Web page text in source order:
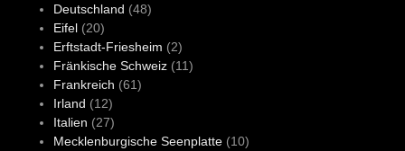
Deutschland (48)
Eifel(20)
Erftstadt-Friesheim (2)
Fränkische Schweiz(11)
Frankreich (61)
Irland (12)
Italien (27)
Mecklenburgische Seenplatte(10)